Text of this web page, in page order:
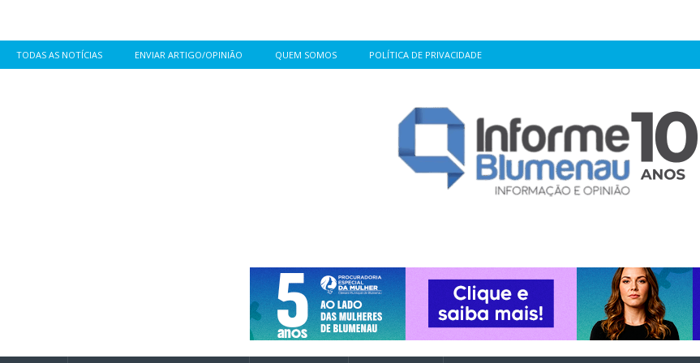
TODAS AS NOTÍCIAS ENVIAR ARTIGO/OPINIÃO QUEM SOMOS POLÍTICA DE PRIVACIDADE